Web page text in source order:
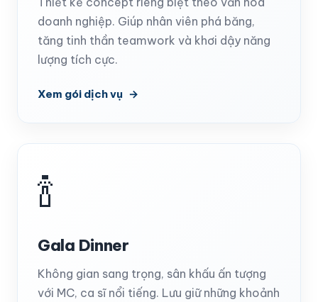
doanh nghiệp. Giúp nhân viên phá băng,
tăng tinh thần teamwork và khơi dậy năng
lượng tích cực.
Xem gói dịch vụ
🍾
Gala Dinner
Không gian sang trọng, sân khấu ấn tượng
với MC, ca sĩ nổi tiếng. Lưu giữ những khoảnh